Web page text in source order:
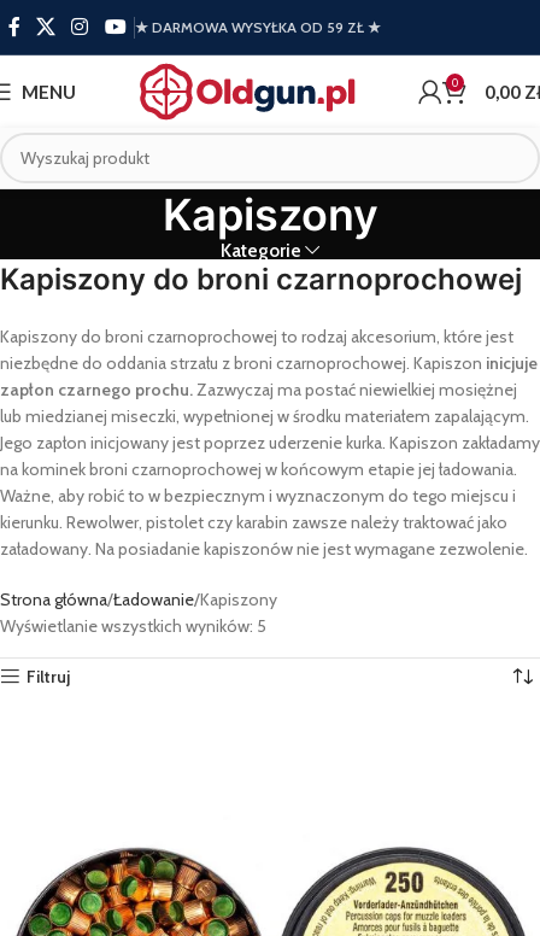
★ DARMOWA WYSYŁKA OD 59 ZŁ ★
MENU 0 0,00
Kapiszony
Kategorie
Kapiszony do broni czarnoprochowej
Kapiszony do broni czarnoprochowej to rodzaj akcesorium, które jest
niezbędne do oddania strzału z broni czarnoprochowej. Kapiszon inicjuje
zapłon czarnego prochu.Zazwyczaj ma postać niewielkiej mosiężnej
lub miedzianej miseczki, wypełnionej w środku materiałem zapalającym.
Jego zapłon inicjowany jest poprzez uderzenie kurka. Kapiszon zakładamy
na kominek broni czarnoprochowej w końcowym etapie jej ładowania.
Ważne, aby robić to w bezpiecznym i wyznaczonym do tego miejscu i
kierunku. Rewolwer, pistolet czy karabin zawsze należy traktować jako
załadowany. Na posiadanie kapiszonów nie jest wymagane zezwolenie.
Strona główna Ładowanie Kapiszony
Wyświetlanie wszystkich wyników: 5
Filtruj